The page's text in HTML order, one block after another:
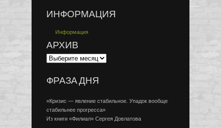
ИНФОРМАЦИЯ
Информация
АРХИВ
ФРАЗА ДНЯ
«Кризис — явление стабильное. Упадок вообще
стабильнее прогресса»
Из книги «Филиал» Сергея Довлатова